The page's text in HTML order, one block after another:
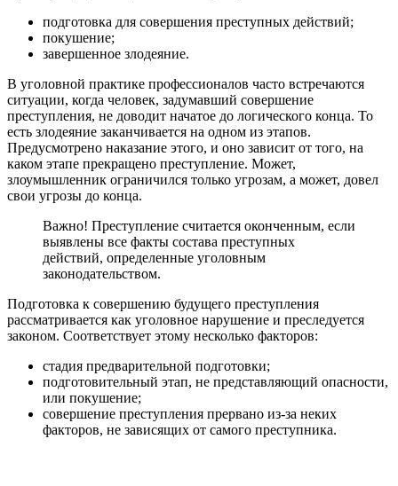
подготовка для совершения преступных действий;
покушение;
завершенное злодеяние.
В уголовной практике профессионалов часто встречаются
ситуации, когда человек, задумавший совершение
преступления, не доводит начатое до логического конца. То
есть злодеяние заканчивается на одном из этапов.
Предусмотрено наказание этого, и оно зависит от того, на
каком этапе прекращено преступление. Может,
злоумышленник ограничился только угрозам, а может, довел
свои угрозы до конца.
Важно! Преступление считается оконченным, если
выявлены все факты состава преступных
действий, определенные уголовным
законодательством.
Подготовка к совершению будущего преступления
рассматривается как уголовное нарушение и преследуется
законом. Соответствует этому несколько факторов:
стадия предварительной подготовки;
подготовительный этап, не представляющий опасности,
или покушение;
совершение преступления прервано из-за неких
факторов, не зависящих от самого преступника.